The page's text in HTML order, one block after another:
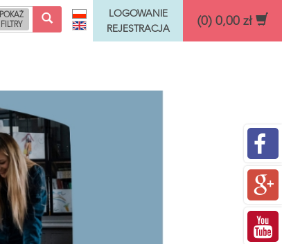
LOGOWANIE
REJESTRACJA
(0) 0,00 zł
POKAŻ
FILTRY